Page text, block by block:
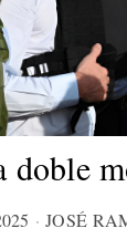
doble
JOSÉ